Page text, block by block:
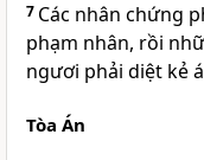
7 Các nhân chứng
phạm nhân, rồi
ngươi phải diệt kẻ
Tòa Án